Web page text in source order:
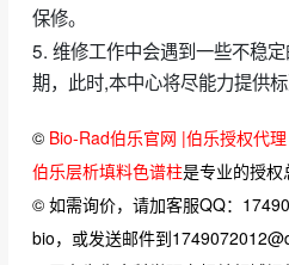
保修。
5. 维修工作中会遇到一些不稳
期，此时,本中心将尽能力提供
© Bio-Rad伯乐官网 |伯乐授权代
伯乐层析填料色谱柱是专业的授权
© 如需询价，请加客服QQ：
bio，或发送邮件到